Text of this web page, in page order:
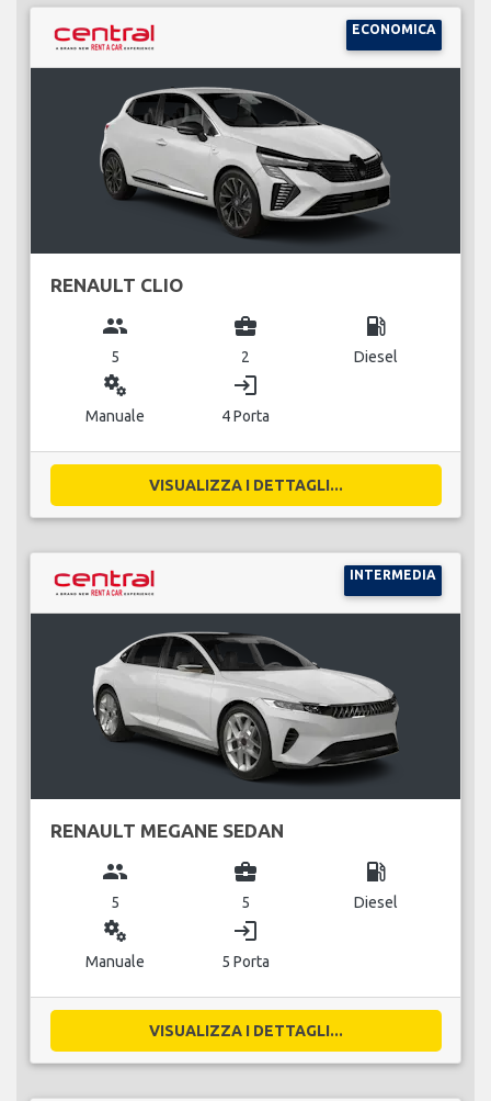
ECONOMICA
RENAULT CLIO
group
5
business_center
2
local_gas_station
Diesel
miscellaneous_services
Manuale
login
4 Porta
VISUALIZZA I DETTAGLI...
INTERMEDIA
RENAULT MEGANE SEDAN
group
5
business_center
5
local_gas_station
Diesel
miscellaneous_services
Manuale
login
5 Porta
VISUALIZZA I DETTAGLI...